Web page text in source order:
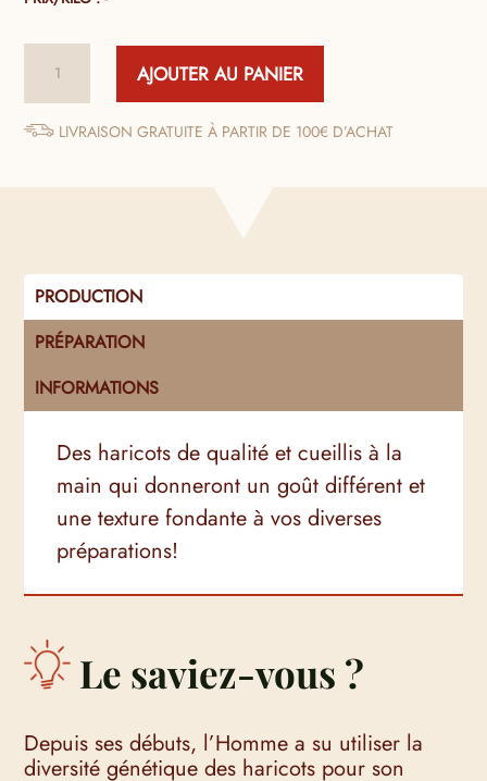
Haricots
Tarbais
AJOUTER AU PANIER
LIVRAISON GRATUITE À PARTIR DE 100€ D’ACHAT
PRODUCTION
PRÉPARATION
INFORMATIONS
Des haricots de qualité et cueillis à la
main qui donneront un goût différent et
une texture fondante à vos diverses
préparations!
Le saviez-vous ?
Depuis ses débuts, l’Homme a su utiliser la
diversité génétique des haricots pour son